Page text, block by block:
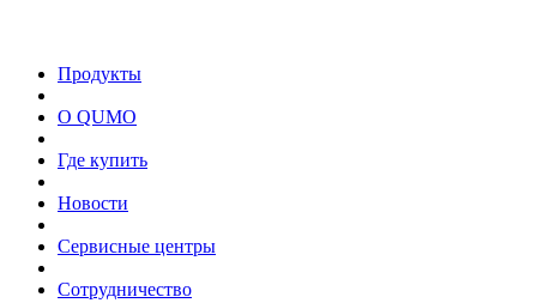
Продукты
О QUMO
Где купить
Новости
Сервисные центры
Сотрудничество